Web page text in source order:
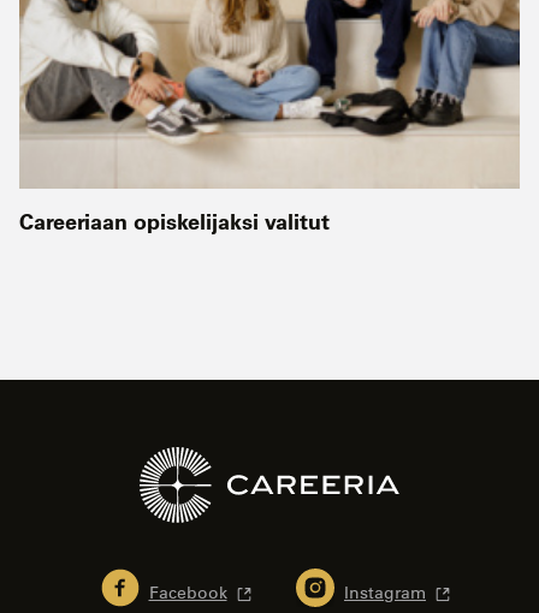
Careeriaan opiskelijaksi valitut
Facebook Instagram